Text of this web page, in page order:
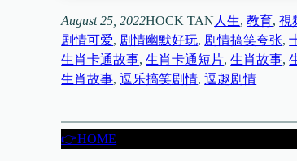
August 25, 2022HOCK TAN 人生, 教育, 視
剧情可爱, 剧情幽默好玩, 剧情搞笑夸张,
生肖卡通故事, 生肖卡通短片, 生肖故事,
生肖故事, 逗乐搞笑剧情, 逗趣剧情
👉HOME